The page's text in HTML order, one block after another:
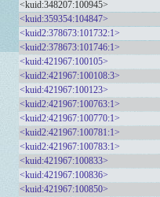
<kuid:348207:100945>
<kuid:359354:104847>
<kuid2:378673:101732:1>
<kuid2:378673:101746:1>
<kuid:421967:100105>
<kuid2:421967:100108:3>
<kuid:421967:100123>
<kuid2:421967:100763:1>
<kuid2:421967:100770:1>
<kuid2:421967:100781:1>
<kuid2:421967:100783:1>
<kuid:421967:100833>
<kuid:421967:100836>
<kuid:421967:100850>